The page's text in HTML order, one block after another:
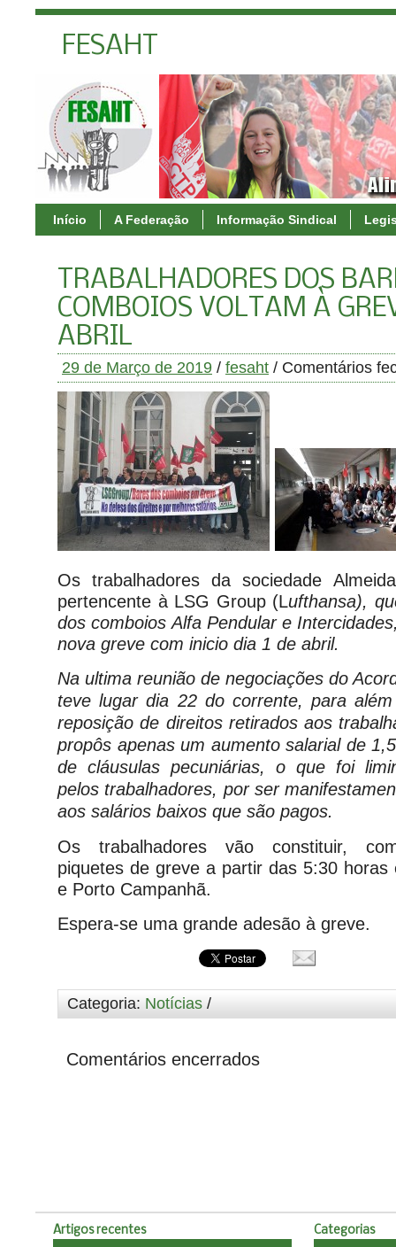
FESAHT
Início A Federação Informação Sindical
TRABALHADORES DOS
COMBOIOS VOLTAM À
ABRIL
29 de Março de 2019 / fesaht / Comentários
Os trabalhadores da sociedade
pertencente à LSG Group (Lufthansa),
dos comboios Alfa Pendular e
nova greve com inicio dia 1 de abril.
Na ultima reunião de negociações do
teve lugar dia 22 do corrente, para
reposição de direitos retirados aos
propôs apenas um aumento salarial de
de cláusulas pecuniárias, o que foi
pelos trabalhadores, por ser
aos salários baixos que são pagos.
Os trabalhadores vão constituir,
piquetes de greve a partir das 5:30 horas
e Porto Campanhã.
Espera-se uma grande adesão à greve.
Categoria: Notícias /
Comentários encerrados
Artigos recentes Categorias